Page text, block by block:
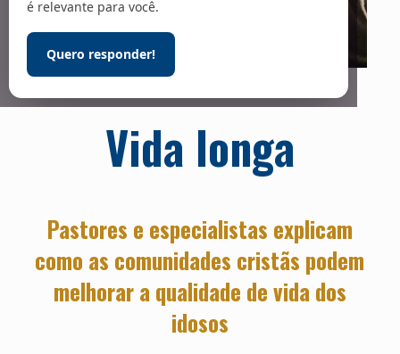
é relevante para você.
Quero responder!
Foto: Pexels / Andrea Piacquadio
Vida longa
Pastores e especialistas explicam
como as comunidades cristãs podem
melhorar a qualidade de vida dos
idosos